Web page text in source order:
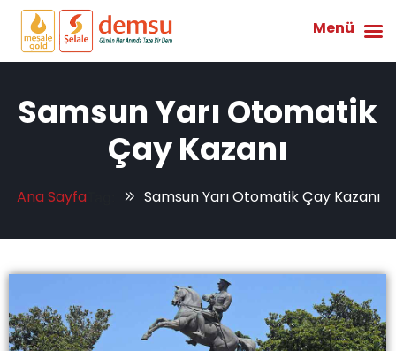
Samsun Yarı Otomatik
Çay Kazanı
Ana SayfaTag: Samsun Yarı Otomatik Çay Kazanı
Menü